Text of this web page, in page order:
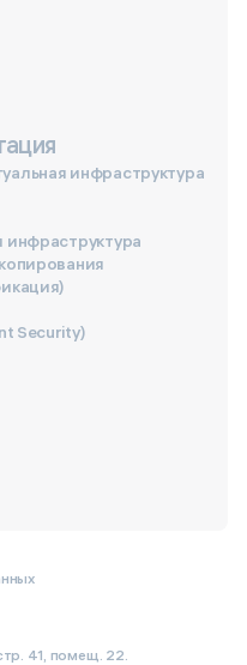
инфраструктура
инфраструктура
Security)
41, помещ. 22.